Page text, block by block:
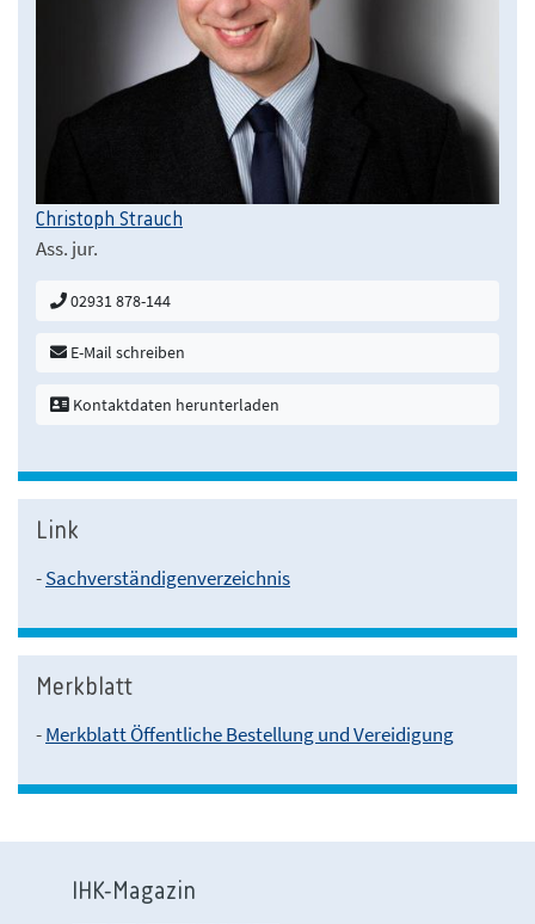
Christoph Strauch
Ass. jur.
02931 878-144
E-Mail schreiben
Kontaktdaten herunterladen
Link
-Sachverständigenverzeichnis
Merkblatt
-Merkblatt Öffentliche Bestellung und Vereidigung
IHK-Magazin